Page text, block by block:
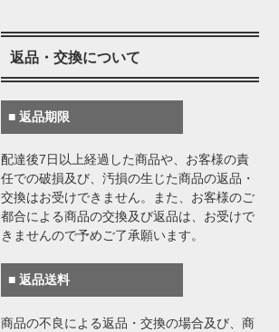
返品・交換について
■ 返品期限
配達後7日以上経過した商品や、お客様の責
任での破損及び、汚損の生じた商品の返品・
交換はお受けできません。また、お客様のご
都合による商品の交換及び返品は、お受けで
きませんので予めご了承願います。
■ 返品送料
商品の不良による返品・交換の場合及び、商